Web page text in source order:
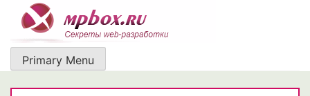
content
Primary Menu